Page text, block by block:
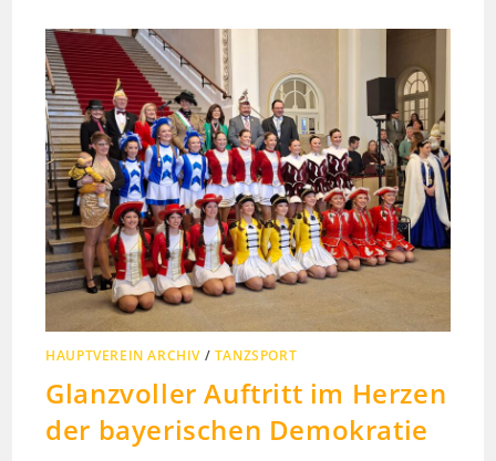
HAUPTVEREIN ARCHIV / TANZSPORT
Glanzvoller Auftritt im Herzen
der bayerischen Demokratie